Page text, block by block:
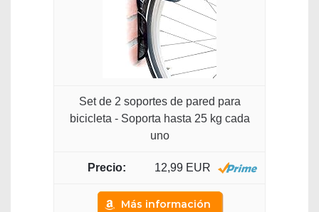
Set de 2 soportes de pared para
bicicleta - Soporta hasta 25 kg cada
uno
12,99 EUR
Más información